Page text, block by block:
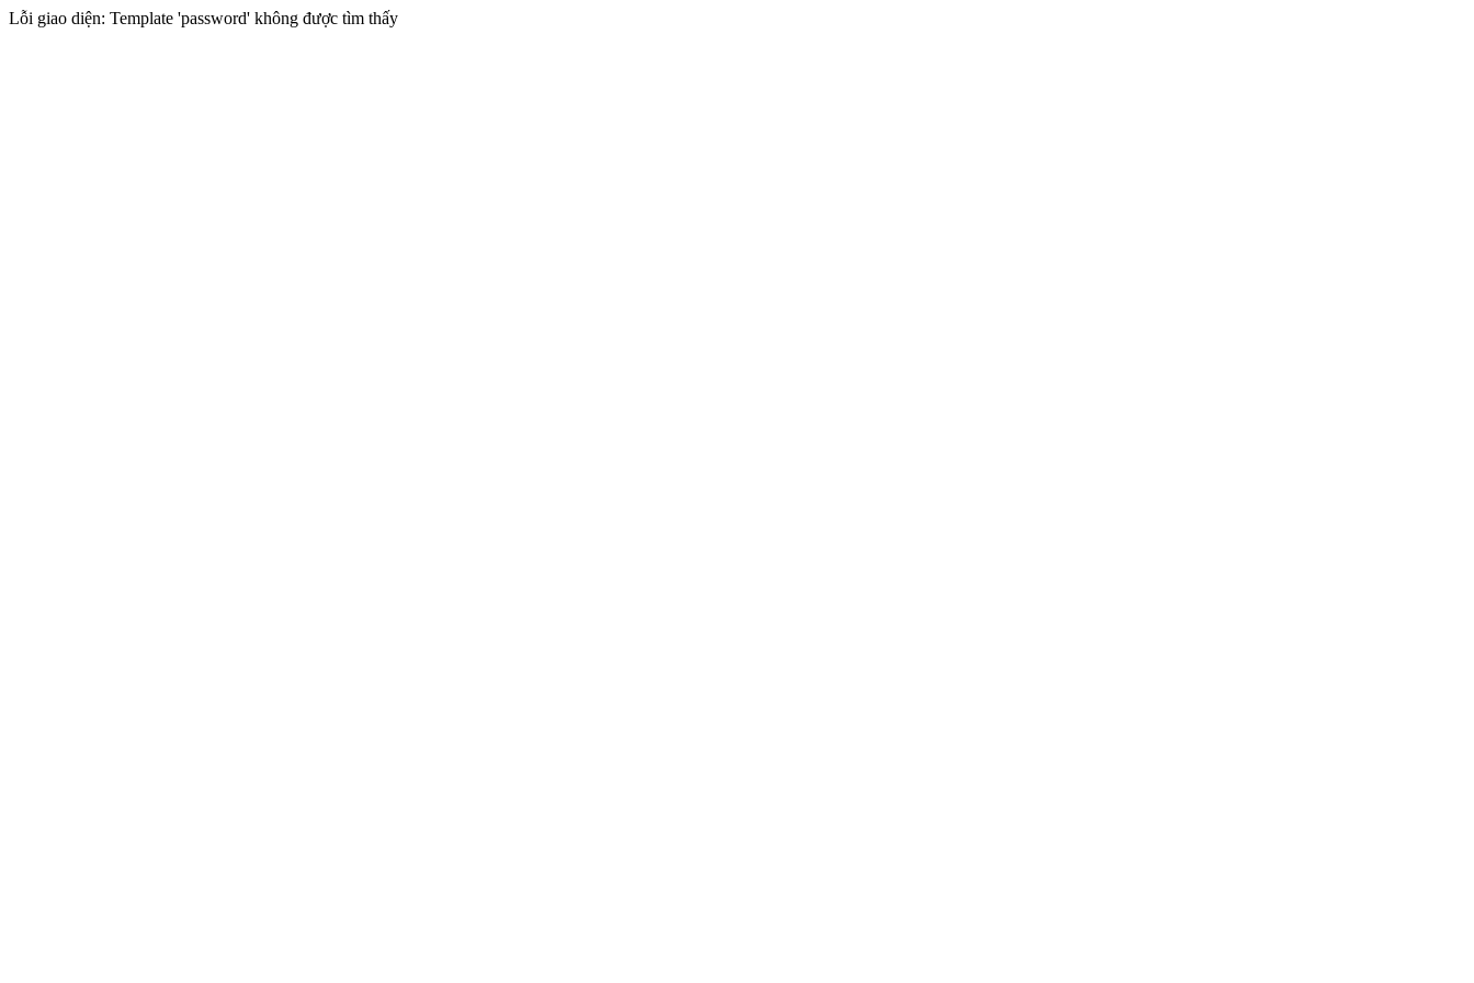
Lỗi giao diện: Template 'password' không được tìm thấy